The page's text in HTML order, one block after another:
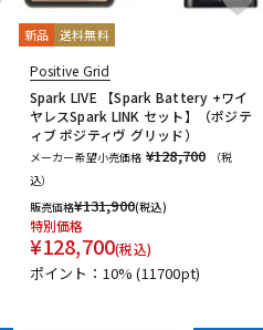
新品 送料無料
Positive Grid
Spark LIVE 【Spark Battery +ワイ
ヤレスSpark LINK セット】（ポジテ
ィブ ポジティヴ グリッド）
メーカー希望小売価格 ¥128,700
（税
込）
販売価格¥131,900(税込)
特別価格
¥128,700(税込)
ポイント：10%(11700pt)